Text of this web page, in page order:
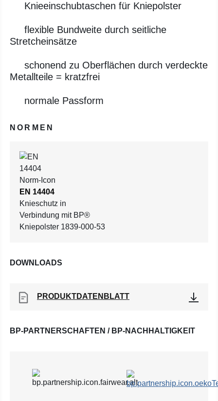
Knieeinschubtaschen für Kniepolster
flexible Bundweite durch seitliche
Stretcheinsätze
schonend zu Oberflächen durch verdeckte
Metallteile = kratzfrei
normale Passform
NORMEN
EN 14404
Knieschutz in
Verbindung mit BP®
Kniepolster 1839-000-53
DOWNLOADS
PRODUKTDATENBLATT
BP-PARTNERSCHAFTEN / BP-NACHHALTIGKEIT